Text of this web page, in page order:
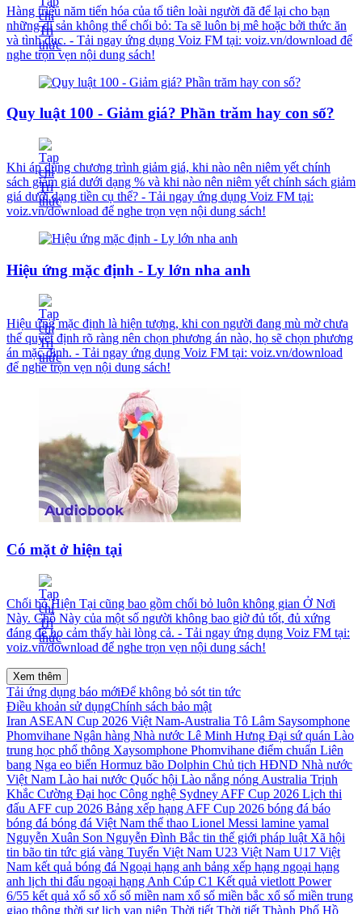
Hàng triệu năm tiến hóa của tổ tiên loài người đã để lại cho bạn
những di sản không thể chối bỏ: Ta sẽ luôn bị mê hoặc bởi thức ăn
và tình dục. - Tải ngay ứng dụng Voiz FM tại: voiz.vn/download để
nghe trọn vẹn nội dung sách!
Quy luật 100 - Giảm giá? Phần trăm hay con số?
Khi áp dụng chương trình giảm giá, khi nào nên niêm yết chính
sách giảm giá dưới dạng % và khi nào nên niêm yết chính sách giảm
giá dưới dạng tiền cụ thể? - Tải ngay ứng dụng Voiz FM tại:
voiz.vn/download để nghe trọn vẹn nội dung sách!
Hiệu ứng mặc định - Ly lớn nha anh
Hiệu ứng mặc định là hiện tượng, khi con người đang mù mờ chưa
thể quyết định rõ ràng nên chọn phương án nào, họ sẽ chọn phương
án mặc định. - Tải ngay ứng dụng Voiz FM tại: voiz.vn/download
để nghe trọn vẹn nội dung sách!
Có mặt ở hiện tại
Chối bỏ Hiện Tại cũng bao gồm chối bỏ luôn không gian Ở Nơi
Này. Chỗ Này của một số người không bao giờ đủ tốt, đủ xứng
đáng để họ cảm thấy hài lòng cả. - Tải ngay ứng dụng Voiz FM tại:
voiz.vn/download để nghe trọn vẹn nội dung sách!
Xem thêm
Tải ứng dụng báo mớiĐể không bỏ sót tin tức
Điều khoản sử dụngChính sách bảo mật
Iran ASEAN Cup 2026 Việt Nam-Australia Tô Lâm Saysomphone
Phomvihane Ngân hàng Nhà nước Lê Minh Hưng Đại sứ quán Lào
trung học phổ thông Xaysomphone Phomvihane điểm chuẩn Liên
bang Nga eo biển Hormuz bão Dolphin Chủ tịch HĐND Nhà nước
Việt Nam Lào hai nước Quốc hội Lào nắng nóng Australia Trịnh
Khắc Cường Đại học Công nghệ Sydney AFF Cup 2026 Lịch thi
đấu AFF cup 2026 Bảng xếp hạng AFF Cup 2026 bóng đá báo
bóng đá bóng đá Việt Nam thể thao Lionel Messi lamine yamal
Nguyễn Xuân Son Nguyễn Đình Bắc tin thế giới pháp luật Xã hội
tin bão tin tức giá vàng Tuyển Việt Nam U23 Việt Nam U17 Việt
Nam kết quả bóng đá Ngoại hạng anh bảng xếp hạng ngoại hạng
anh lịch thi đấu ngoại hạng Anh Cúp C1 Kết quả vietlott Power
6/55 kết quả xổ số xổ số miền nam xổ số miền bắc xổ số miền trung
giao thông thời sự lịch vạn niên Thời tiết Thời tiết Thành Phố Hồ